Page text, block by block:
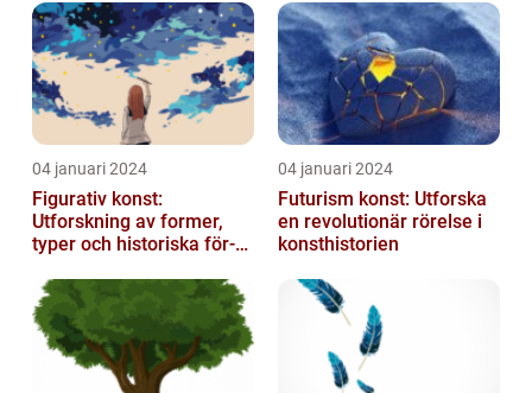
04 januari 2024
Figurativ konst:
Utforskning av former,
typer och historiska för-
04 januari 2024
Futurism konst: Utforska
en revolutionär rörelse i
konsthistorien